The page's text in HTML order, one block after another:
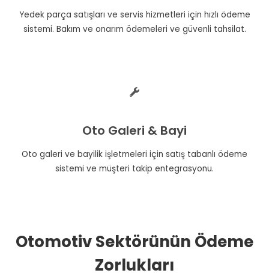
Yedek parça satışları ve servis hizmetleri için hızlı ödeme
sistemi. Bakım ve onarım ödemeleri ve güvenli tahsilat.
Oto Galeri & Bayi
Oto galeri ve bayilik işletmeleri için satış tabanlı ödeme
sistemi ve müşteri takip entegrasyonu.
Otomotiv Sektörünün Ödeme
Zorlukları